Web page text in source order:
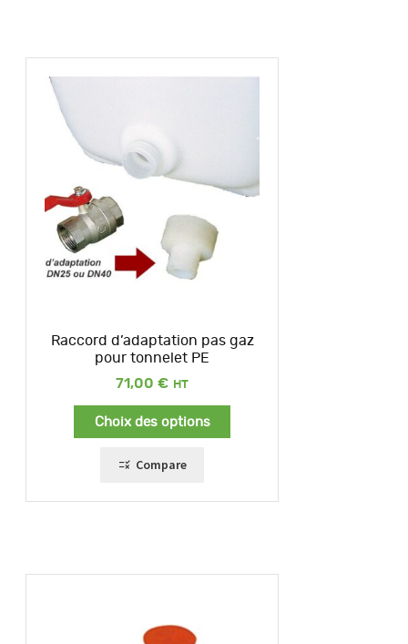
Raccord d’adaptation pas gaz
pour tonnelet PE
71,00 €
Choix des options
Compare